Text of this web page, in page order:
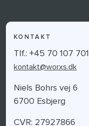
KONTAKT
Tlf.: +45 70 107 701
kontakt@worxs.dk
Niels Bohrs vej 6
6700 Esbjerg
CVR: 27927866